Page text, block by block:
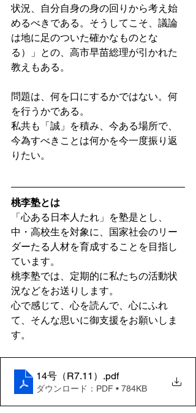
状況、自分自身の身の回りから考え始
めるべきである。そうしてこそ、議論
は地に足のついた確かなものとな
る）」との、高市早苗総理が引かれた
教えもある。
問題は、何を口にするかではない。何
を行うかである。
私共も「誠」を積み、今ある場所で、
今為すべきことは何かを今一度振り返
りたい。
桃李塾とは
「心ある日本人たれ」を塾是とし、
中・高校生を対象に、国家社会のリー
ダーたる人材を育成することを目指し
ています。
桃李塾では、定期的に私たちの活動状
況などをお送りします。
心で感じて、心を読んで、心にふれ
て、そんな思いに御支援をお願いしま
す。
14号（R7.11） .pdf
ダウンロード：PDF • 784KB